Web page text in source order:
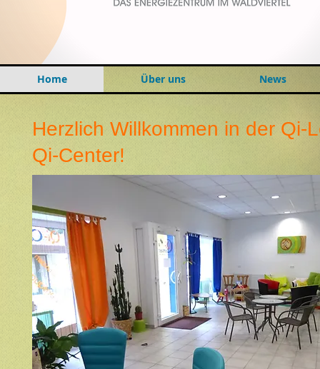
Home Über uns News
Herzlich Willkommen in der Qi-
Qi-Center!